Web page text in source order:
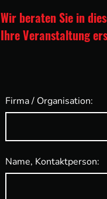
Wir beraten Sie in
Ihre Veranstaltung
Firma / Organisation:
Name, Kontaktperson: